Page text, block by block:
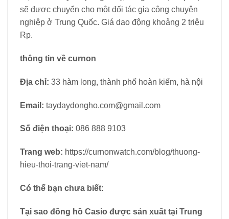
sẽ được chuyển cho một đối tác gia công chuyên
nghiệp ở Trung Quốc. Giá dao động khoảng 2 triệu
Rp.
thông tin về curnon
Địa chỉ: 33 hàm long, thành phố hoàn kiếm, hà nội
Email: taydaydongho.com@gmail.com
Số điện thoại: 086 888 9103
Trang web: https://curnonwatch.com/blog/thuong-
hieu-thoi-trang-viet-nam/
Có thể bạn chưa biết:
Tại sao đồng hồ Casio được sản xuất tại Trung